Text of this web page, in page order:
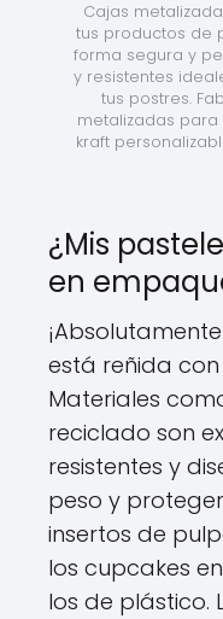
Cajas
tus productos de
forma segura y
y resistentes
tus postres.
metalizadas para
kraft
¿Mis
en
está reñida
Materiales
reciclado son
resistentes y
peso y
insertos de
los cupcakes
los de plástico.